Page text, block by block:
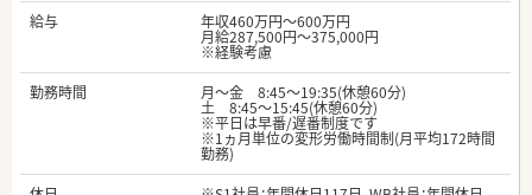
給与
年収460万円～600万円
月給287,500円～375,000円
※経験考慮
勤務時間
月～金 8:45～19:35(休憩60分)
土 8:45～15:45(休憩60分)
※平日は早番/遅番制度です
※1ヵ月単位の変形労働時間制(月平均172時間
勤務)